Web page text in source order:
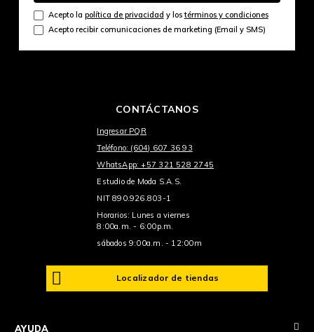
Acepto la política de privacidad y lostérminos y condiciones
Acepto recibir comunicaciones de marketing (Email y SMS)
CONTÁCTANOS
Ingresar PQR
Teléfono: (604) 607 36 93
WhatsApp: +57 321 528 2745
Estudio de Moda S.A.S.
NIT 890.926.803-1
Horarios: Lunes a viernes
8:00a.m. - 6:00p.m.
sábados 9:00a.m. - 12:00m
Localizador de tiendas
AYUDA +